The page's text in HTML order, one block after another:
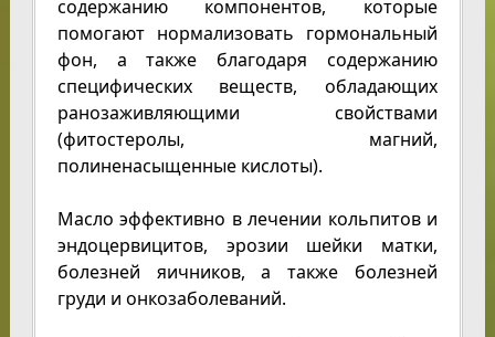
содержанию компонентов, которые
помогают нормализовать гормональный
фон, а также благодаря содержанию
специфических веществ, обладающих
ранозаживляющими свойствами
(фитостеролы, магний,
полиненасыщенные кислоты).
Масло эффективно в лечении кольпитов и
эндоцервицитов, эрозии шейки матки,
болезней яичников, а также болезней
груди и онкозаболеваний.